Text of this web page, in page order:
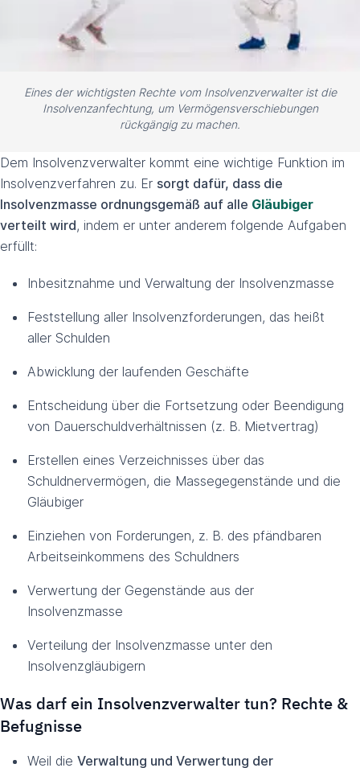
Eines der wichtigsten Rechte vom Insolvenz­verwalter ist die
Insolvenzanfechtung, um Vermögens­verschiebungen
rückgängig zu machen.
Dem Insolvenzverwalter kommt eine wichtige Funktion im
Insolvenzverfahren zu. Er sorgt dafür, dass die
Insolvenzmasse ordnungsgemäß auf alle Gläubiger
verteilt wird, indem er unter anderem folgende Aufgaben
erfüllt:
Inbesitznahme und Verwaltung der Insolvenzmasse
Feststellung aller Insolvenzforderungen, das heißt
aller Schulden
Abwicklung der laufenden Geschäfte
Entscheidung über die Fortsetzung oder Beendigung
von Dauerschuldverhältnissen (z. B. Mietvertrag)
Erstellen eines Verzeichnisses über das
Schuldnervermögen, die Massegegenstände und die
Gläubiger
Einziehen von Forderungen, z. B. des pfändbaren
Arbeitseinkommens des Schuldners
Verwertung der Gegenstände aus der
Insolvenzmasse
Verteilung der Insolvenzmasse unter den
Insolvenzgläubigern
Was darf ein Insolvenzverwalter tun? Rechte &
Befugnisse
Weil die Verwaltung und Verwertung der